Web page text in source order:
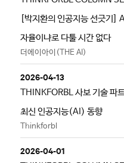
[박지환의 인공지능 선긋기]
자율이냐로 다툴 시간 없다
더에이아이(THE AI)
2026-04-13
THINKFORBL 사보 기술 파
최신 인공지능(AI) 동향
Thinkforbl
2026-04-01